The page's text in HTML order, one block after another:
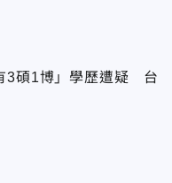
3碩1博」學歷遭疑 台